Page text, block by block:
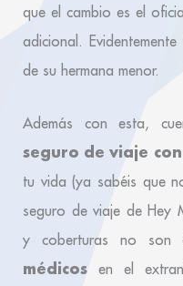
que el cambio es el
adicional.
de su hermana menor.
Además con esta,
seguro de viaje
tu vida (ya sabéis que
seguro de viaje de Hey
y coberturas no son
médicos en el